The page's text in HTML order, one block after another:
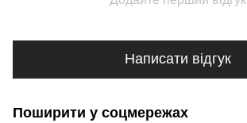
Написати відгук
Поширити у соцмережах